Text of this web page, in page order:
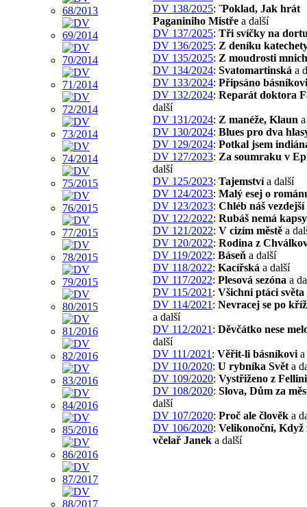
DV 138/2025: ¨Poklad, Jak hrát
Paganiniho Mistře a další
DV 137/2025: Tři svíčky na
DV 136/2025: Z deníku
DV 135/2025: Z moudrosti
DV 134/2024: Svatomartinská a
DV 133/2024: Připsáno básníkovi
DV 132/2024: Reparát doktora
další
DV 131/2024: Z manéže, Klaun
DV 130/2024: Blues pro dva
DV 129/2024: Potkal jsem
DV 127/2023: Za soumraku v
další
DV 125/2023: Tajemstvía další
DV 124/2023: Malý esej o
DV 123/2023: Chléb náš vezdejší
DV 122/2022: Rubáš nemá kapsy
DV 121/2022: V cizím městě a
DV 120/2022: Rodina z
DV 119/2022: Báseň a další
DV 118/2022: Kacířská a další
DV 117/2022: Plesová sezóna a
DV 115/2021 : Všichni ptáci světa
DV 114/2021 : Nevracej se po
a další
DV 112/2021 : Děvčátko nese
další
DV 111/2021 : Věřit-li básníkovi
DV 110/2020: U rybníka Svět a
DV 109/2020: Vystřiženo z
DV 108/2020: Slova, Dům za
další
DV 107/2020: Proč ale člověk a
DV 106/2020: Velikonoční, Když
včelař Janek a další